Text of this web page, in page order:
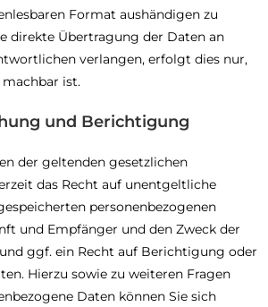
Format aushändigen zu
direkte Übertragung der Daten an
verlangen, erfolgt dies nur,
ist.
und Berichtigung
der geltenden gesetzlichen
das Recht auf unentgeltliche
personenbezogenen
und Empfänger und den Zweck der
ggf. ein Recht auf Berichtigung oder
Hierzu sowie zu weiteren Fragen
Daten können Sie sich